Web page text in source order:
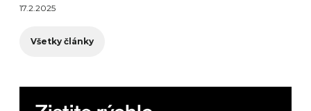
17.2.2025
Všetky články